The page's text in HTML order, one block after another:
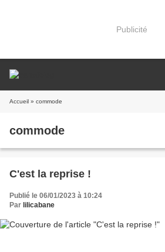
Publicité
Accueil » commode
commode
C'est la reprise !
Publié le 06/01/2023 à 10:24
Par lilicabane